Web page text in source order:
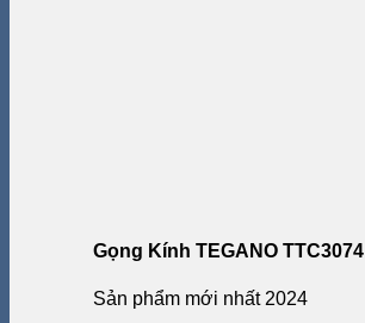
Gọng Kính TEGANO TTC3074
Sản phẩm mới nhất 2024